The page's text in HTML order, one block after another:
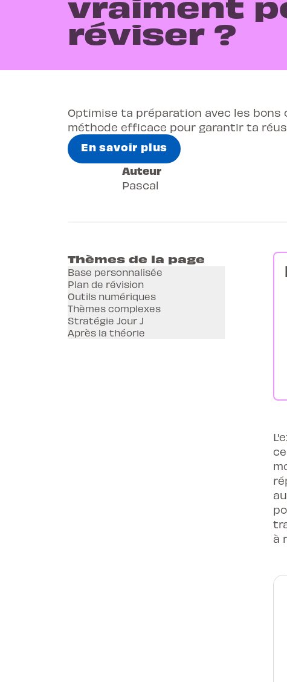
réviser ?
Optimise ta préparation avec les bons
méthode efficace pour garantir ta
En savoir plus
Auteur
Pascal
Thèmes de la page
Base personnalisée
Plan de révision
Outils numériques
Thèmes complexes
Stratégie Jour J
Après la théorie
à